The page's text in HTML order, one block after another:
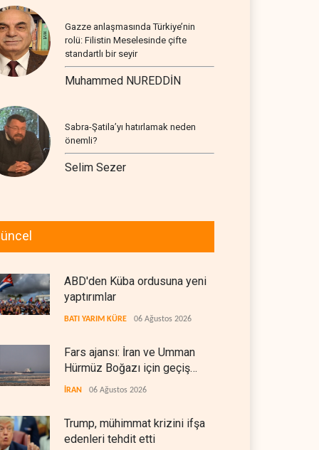
Gazze anlaşmasında Türkiye’nin
rolü: Filistin Meselesinde çifte
standartlı bir seyir
Muhammed NUREDDİN
Sabra-Şatila’yı hatırlamak neden
önemli?
Selim Sezer
ABD'den Küba ordusuna yeni
yaptırımlar
BATI YARIM KÜRE 06 Ağustos 2026
Fars ajansı: İran ve Umman
Hürmüz Boğazı için geçiş
koridorlarında anlaştı
İRAN 06 Ağustos 2026
Trump, mühimmat krizini ifşa
edenleri tehdit etti